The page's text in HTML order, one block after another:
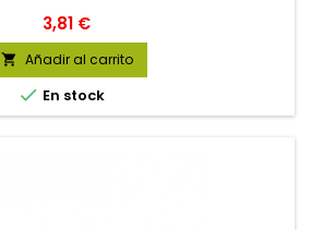
Precio
3,81 €
 Añadir al carrito
 En stock